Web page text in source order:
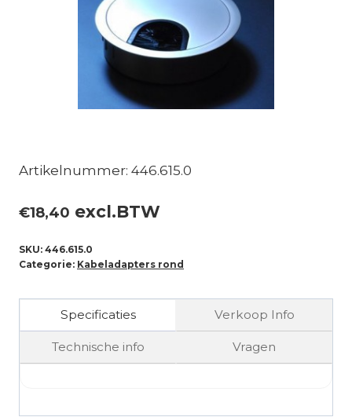
Artikelnummer: 446.615.0
€18,40 excl.BTW
SKU: 446.615.0
Categorie: Kabeladapters rond
Specificaties Verkoop Info
Technische info Vragen